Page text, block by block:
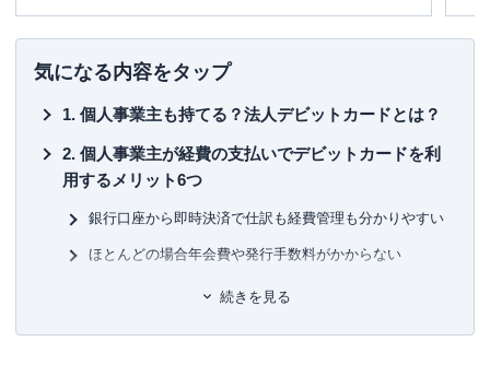
思いますが、様々な理由でクレジットカードが作
れない場合もあることでしょう。
その場合にはデビットカードがあることを忘れな
一長一短ですから、どちらが良いとははっきり断
言はできません。
是非良いなと感じた方をまずは選択し、その後ど
のカードにするかじっくり検討してください。
行業務に携わる。
現在は富裕層個人の資産設計を中心としたマネー・ライフ
プランの提案・策定・サポート等を行う傍ら、
関連するセミナー講師や講演を多数行う。
▼書籍
7日でマスターNISA&iDeCoがおもしろいくらいわかる本
図解即戦力 金融のしくみがこれ1冊でしっかりわかる教科
ゼロからはじめる！ お金のしくみ見るだけノート
め
気になる内容をタップ
個人事業主も持てる？法人デビットカードとは？
個人事業主が経費の支払いでデビットカードを利
用するメリット6つ
銀行口座から即時決済で仕訳も経費管理も分かりやすい
ほとんどの場合年会費や発行手数料がかからない
金利手数料は不要！その他の手数料も優遇措置あり
続きを見る